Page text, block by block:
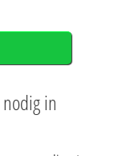
in